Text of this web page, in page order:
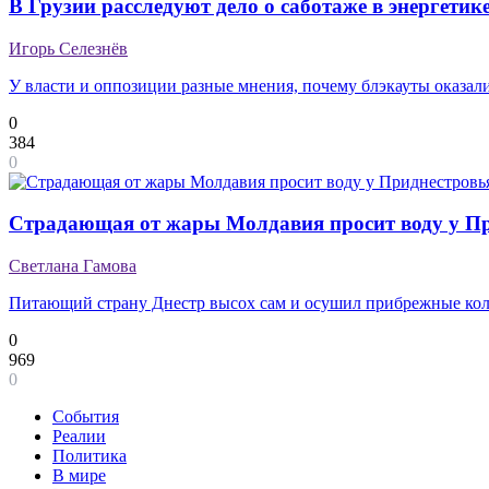
В Грузии расследуют дело о саботаже в
Игорь Селезнёв
У власти и оппозиции разные мнения, почему блэкауты
0
384
0
Страдающая от жары Молдавия просит воду у
Светлана Гамова
Питающий страну Днестр высох сам и осушил прибрежные
0
969
0
События
Реалии
Политика
В мире